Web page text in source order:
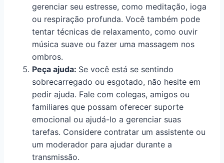
gerenciar seu estresse, como meditação, ioga
ou respiração profunda. Você também pode
tentar técnicas de relaxamento, como ouvir
música suave ou fazer uma massagem nos
ombros.
Peça ajuda: Se você está se sentindo
sobrecarregado ou esgotado, não hesite em
pedir ajuda. Fale com colegas, amigos ou
familiares que possam oferecer suporte
emocional ou ajudá-lo a gerenciar suas
tarefas. Considere contratar um assistente ou
um moderador para ajudar durante a
transmissão.